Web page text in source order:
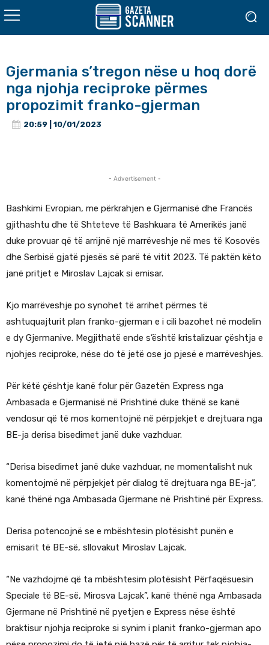
Gjermania s’tregon nëse u hoq dorë
nga njohja reciproke përmes
propozimit franko-gjerman
20:59 | 10/01/2023
- Advertisement -
Bashkimi Evropian, me përkrahjen e Gjermanisë dhe Francës
gjithashtu dhe të Shteteve të Bashkuara të Amerikës janë
duke provuar që të arrijnë një marrëveshje në mes të Kosovës
dhe Serbisë gjatë pjesës së parë të vitit 2023. Të paktën këto
janë pritjet e Miroslav Lajcak si emisar.
Kjo marrëveshje po synohet të arrihet përmes të
ashtuquajturit plan franko-gjerman e i cili bazohet në modelin
e dy Gjermanive. Megjithatë ende s’është kristalizuar çështja e
njohjes reciproke, nëse do të jetë ose jo pjesë e marrëveshjes.
Për këtë çështje kanë folur për Gazetën Express nga
Ambasada e Gjermanisë në Prishtinë duke thënë se kanë
vendosur që të mos komentojnë në përpjekjet e drejtuara nga
BE-ja derisa bisedimet janë duke vazhduar.
“Derisa bisedimet janë duke vazhduar, ne momentalisht nuk
komentojmë në përpjekjet për dialog të drejtuara nga BE-ja”,
kanë thënë nga Ambasada Gjermane në Prishtinë për Express.
Derisa potencojnë se e mbështesin plotësisht punën e
emisarit të BE-së, sllovakut Miroslav Lajcak.
“Ne vazhdojmë që ta mbështesim plotësisht Përfaqësuesin
Speciale të BE-së, Mirosva Lajcak”, kanë thënë nga Ambasada
Gjermane në Prishtinë në pyetjen e Express nëse është
braktisur njohja reciproke si synim i planit franko-gjerman apo